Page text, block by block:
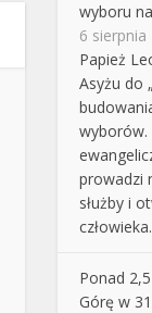
wyboru
6 sierpnia
Papież
Asyżu do
wyborów.
prowadzi
służby i
człowieka.
Ponad
Górę w